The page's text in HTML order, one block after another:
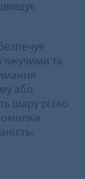
та
або
шару різко